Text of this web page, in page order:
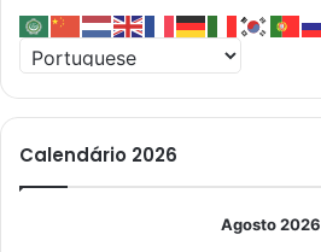
Calendário 2026
Agosto 2026